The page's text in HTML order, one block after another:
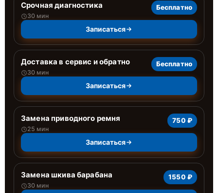
Срочная диагностика
30 мин
Бесплатно
Записаться
Доставка в сервис и обратно
30 мин
Бесплатно
Записаться
Замена приводного ремня
25 мин
750 ₽
Записаться
Замена шкива барабана
30 мин
1550 ₽